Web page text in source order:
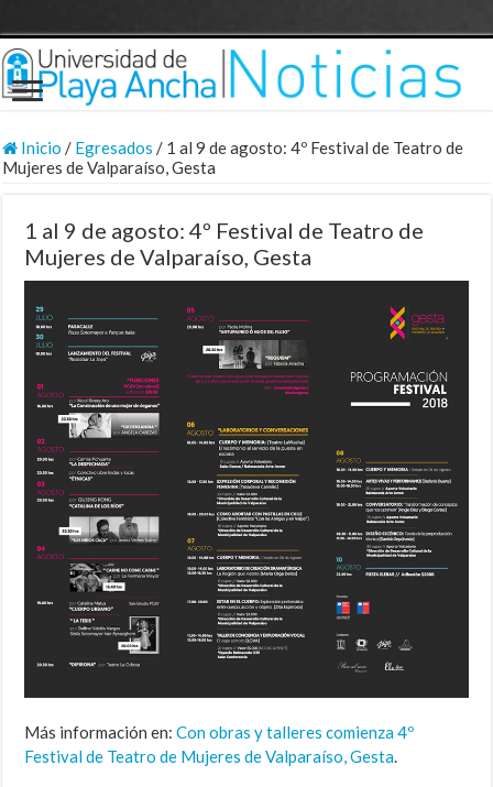
Inicio / Egresados / 1 al 9 de agosto: 4º Festival de Teatro de
Mujeres de Valparaíso, Gesta
1 al 9 de agosto: 4º Festival de Teatro de
Mujeres de Valparaíso, Gesta
Más información en:Con obras y talleres comienza 4º
Festival de Teatro de Mujeres de Valparaíso, Gesta.